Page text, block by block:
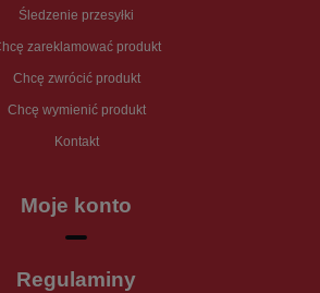
Śledzenie przesyłki
zareklamować produkt
Chcę zwrócić produkt
Chcę wymienić produkt
Kontakt
Moje konto
Regulaminy